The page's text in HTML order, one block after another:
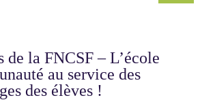
de la FNCSF – L’école
au service des
des élèves !